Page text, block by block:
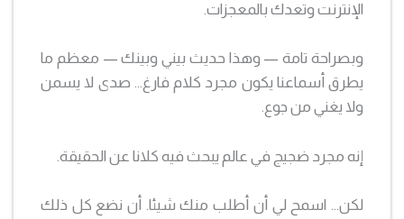
الإنترنت وتعدك بالمعجزات.
وبصراحة تامة — وهذا حديث بيني وبينك — معظم ما
يطرق أسماعنا يكون مجرد كلام فارغ… صدى لا يسمن
ولا يغني من جوع.
إنه مجرد ضجيج في عالم يبحث فيه كلانا عن الحقيقة.
لكن… اسمح لي أن أطلب منك شيئا. أن نضع كل ذلك